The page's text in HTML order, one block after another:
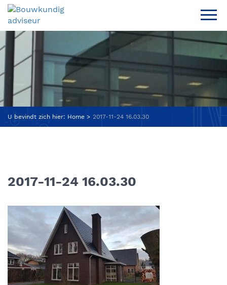
U bevindt zich hier: Home 2017-11-24 16.03.30
2017-11-24 16.03.30